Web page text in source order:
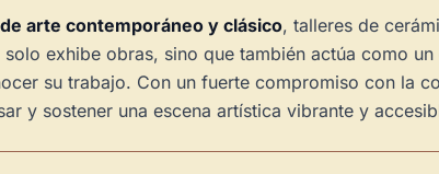
arte contemporáneo y clásico, talleres de
exhibe obras, sino que también actúa como un
su trabajo. Con un fuerte compromiso con la
y sostener una escena artística vibrante y